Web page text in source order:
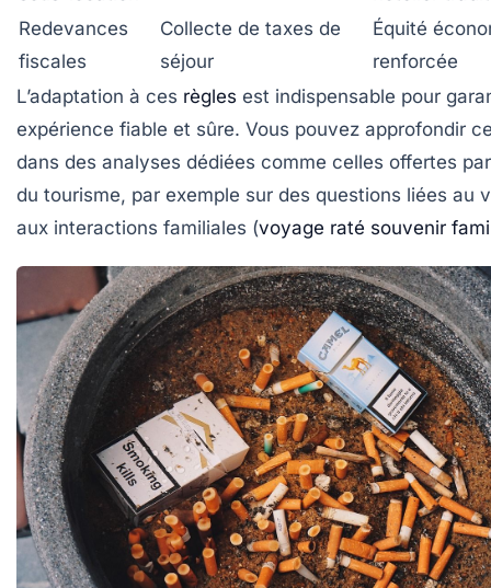
Redevances
fiscales
Collecte de taxes de
séjour
Équité
renforcée
L’adaptation à ces règles est indispensable pour
expérience fiable et sûre. Vous pouvez approfondir
dans des analyses dédiées comme celles offertes
du tourisme, par exemple sur des questions liées au
aux interactions familiales (voyage raté souvenir